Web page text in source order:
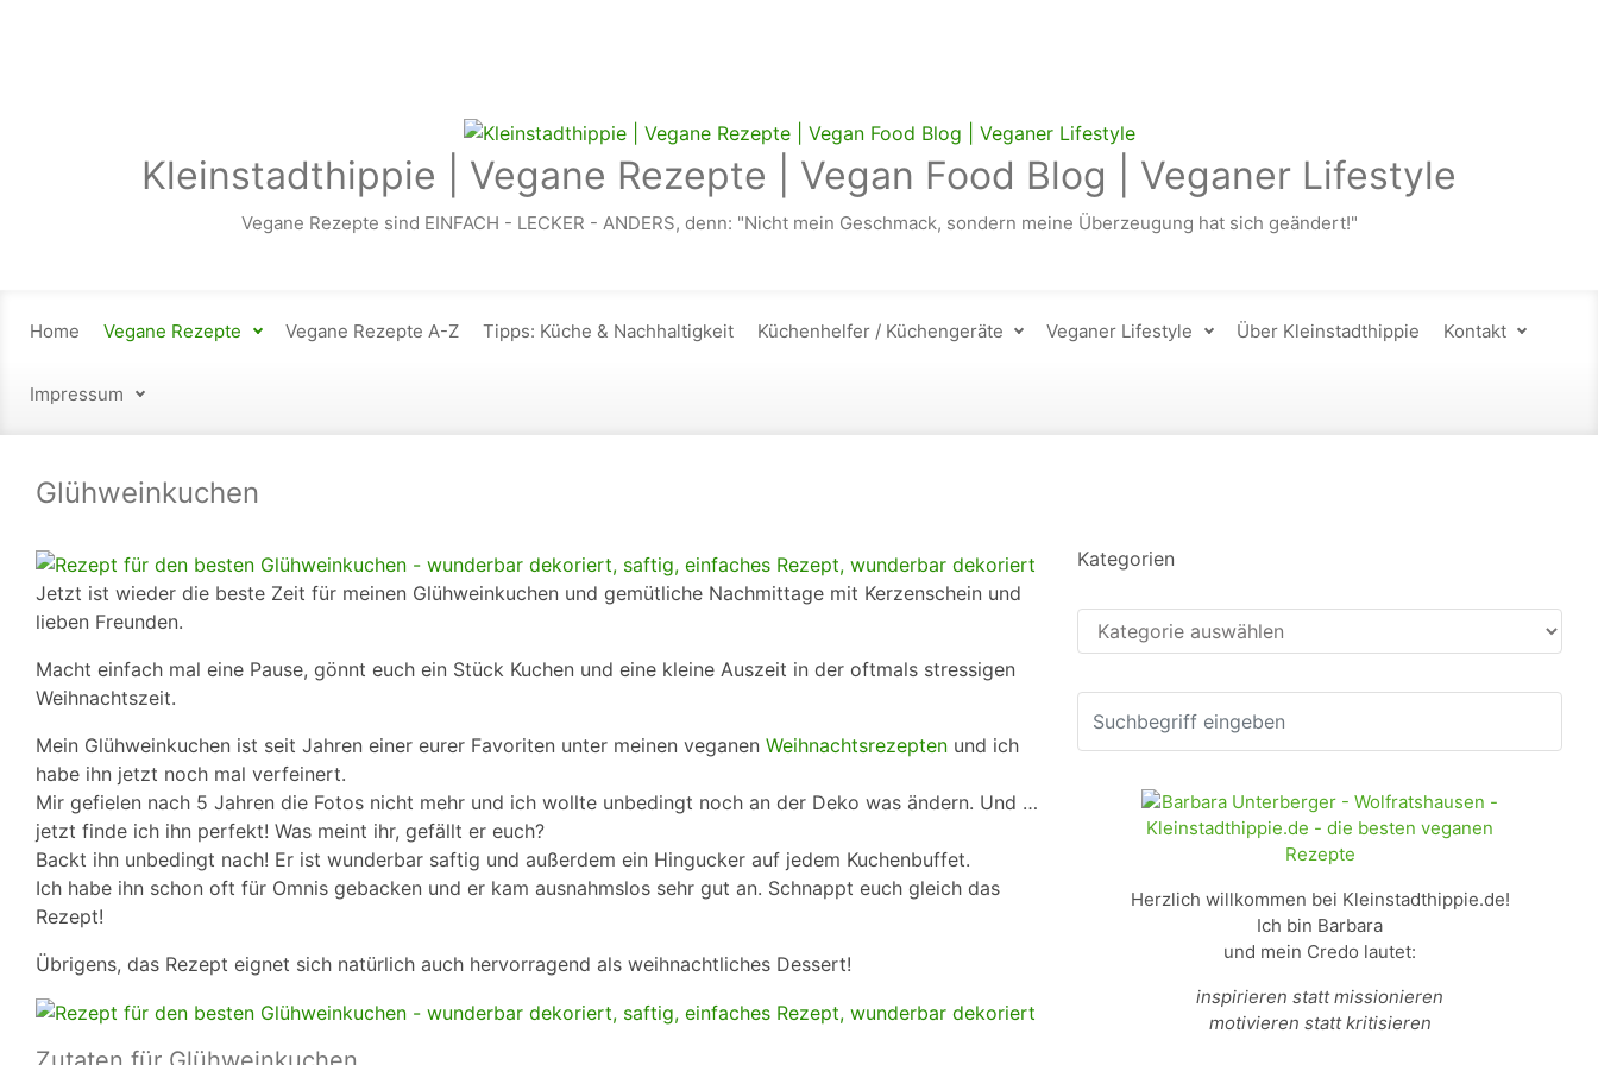
Kleinstadthippie | Vegane Rezepte | Vegan Food Blog | Veganer Lifestyle
Vegane Rezepte sind EINFACH - LECKER - ANDERS, denn: "Nicht mein Geschmack, sondern meine Überzeugung hat sich geändert!"
Home Vegane Rezepte Vegane Rezepte A-Z Tipps: Küche & Nachhaltigkeit Küchenhelfer / Küchengeräte Veganer Lifestyle Über Kleinstadthippie Kontakt
Impressum
Glühweinkuchen
Jetzt ist wieder die beste Zeit für meinen Glühweinkuchen und gemütliche Nachmittage mit Kerzenschein und
lieben Freunden.
Macht einfach mal eine Pause, gönnt euch ein Stück Kuchen und eine kleine Auszeit in der oftmals stressigen
Weihnachtszeit.
Mein Glühweinkuchen ist seit Jahren einer eurer Favoriten unter meinen veganen Weihnachtsrezepten und ich
habe ihn jetzt noch mal verfeinert.
Mir gefielen nach 5 Jahren die Fotos nicht mehr und ich wollte unbedingt noch an der Deko was ändern. Und …
jetzt finde ich ihn perfekt! Was meint ihr, gefällt er euch?
Backt ihn unbedingt nach! Er ist wunderbar saftig und außerdem ein Hingucker auf jedem Kuchenbuffet.
Ich habe ihn schon oft für Omnis gebacken und er kam ausnahmslos sehr gut an. Schnappt euch gleich das
Rezept!
Übrigens, das Rezept eignet sich natürlich auch hervorragend als weihnachtliches Dessert!
Kategorien
Kategorien
Herzlich willkommen bei Kleinstadthippie.de!
Ich bin Barbara
und mein Credo lautet:
inspirieren statt missionieren
motivieren statt kritisieren